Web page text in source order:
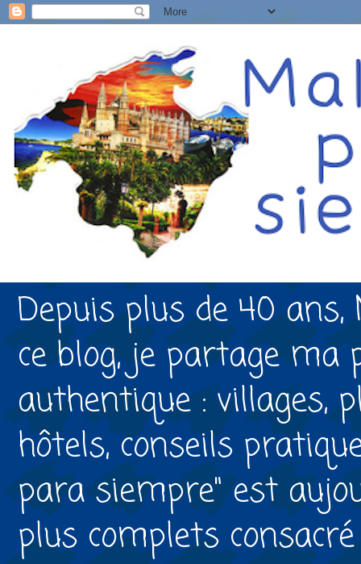
Depuis plus de 40
ce blog, je partage
authentique : villages,
hôtels, conseils
para siempre" est
plus complets consacré